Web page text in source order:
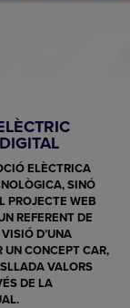
ELÈCTRICA
SINÓ
PROJECTE WEB
REFERENT DE
D’UNA
UN CONCEPT CAR,
VALORS
DE LA